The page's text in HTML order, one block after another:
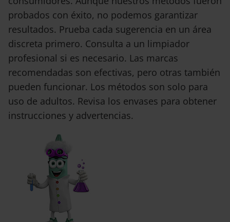
probados con éxito, no podemos garantizar
resultados. Prueba cada sugerencia en un área
discreta primero. Consulta a un limpiador
profesional si es necesario. Las marcas
recomendadas son efectivas, pero otras también
pueden funcionar. Los métodos son solo para
uso de adultos. Revisa los envases para obtener
instrucciones y advertencias.